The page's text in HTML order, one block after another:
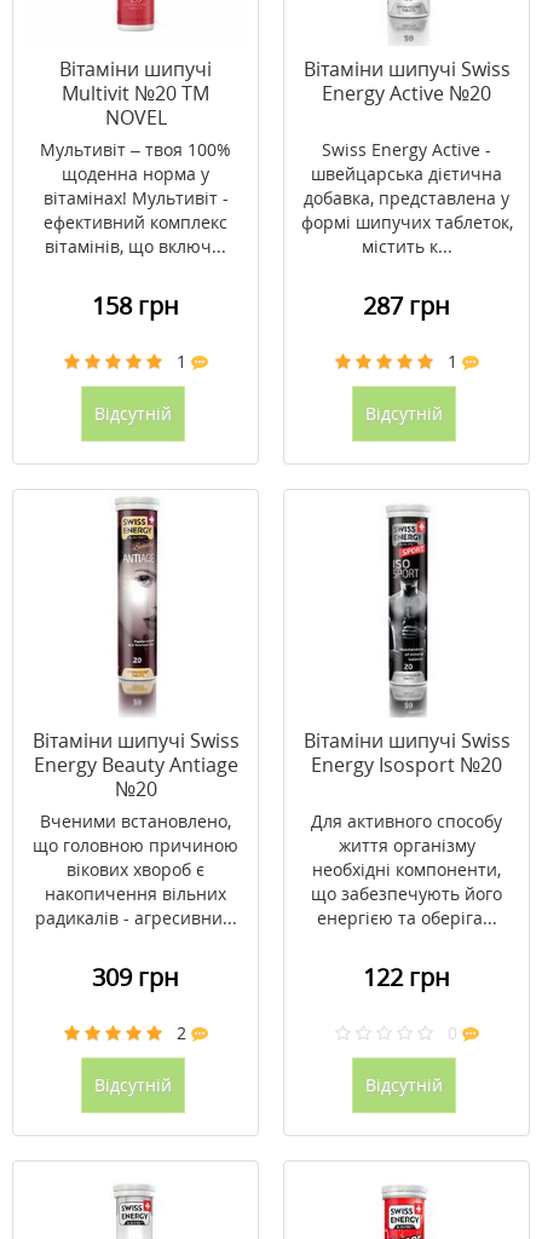
Вітаміни шипучі
Multivit №20 ТМ
NOVEL
Мультивіт – твоя 100%
щоденна норма у
вітамінах! Мультивіт -
ефективний комплекс
вітамінів, що включ...
158 грн
1
Відсутній
Вітаміни шипучі Swiss
Energy Active №20
Swiss Energy Active -
швейцарська дієтична
добавка, представлена у
формі шипучих таблеток,
містить к...
287 грн
1
Відсутній
Вітаміни шипучі Swiss
Energy Beauty Antiage
№20
Вченими встановлено,
що головною причиною
вікових хвороб є
накопичення вільних
радикалів - агресивни...
309 грн
2
Відсутній
Вітаміни шипучі Swiss
Energy Isosport №20
Для активного способу
життя організму
необхідні компоненти,
що забезпечують його
енергією та оберіга...
122 грн
0
Відсутній